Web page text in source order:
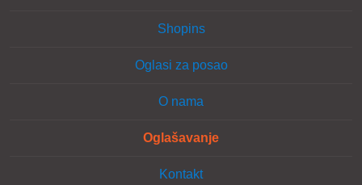
Shopins
Oglasi za posao
O nama
Oglašavanje
Kontakt